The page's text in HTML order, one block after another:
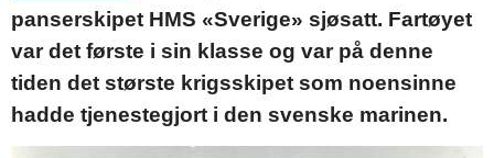
panserskipet HMS «Sverige» sjøsatt. Fartøyet
var det første i sin klasse og var på denne
tiden det største krigsskipet som noensinne
hadde tjenestegjort i den svenske marinen.